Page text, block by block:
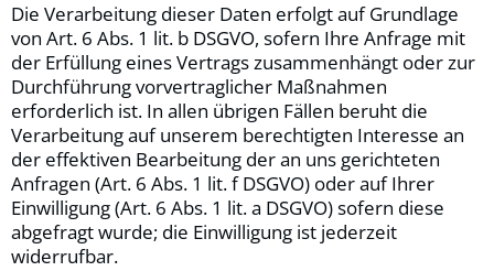
Die Verarbeitung dieser Daten erfolgt auf Grundlage
von Art. 6 Abs. 1 lit. b DSGVO, sofern Ihre Anfrage mit
der Erfüllung eines Vertrags zusammenhängt oder zur
Durchführung vorvertraglicher Maßnahmen
erforderlich ist. In allen übrigen Fällen beruht die
Verarbeitung auf unserem berechtigten Interesse an
der effektiven Bearbeitung der an uns gerichteten
Anfragen (Art. 6 Abs. 1 lit. f DSGVO) oder auf Ihrer
Einwilligung (Art. 6 Abs. 1 lit. a DSGVO) sofern diese
abgefragt wurde; die Einwilligung ist jederzeit
widerrufbar.